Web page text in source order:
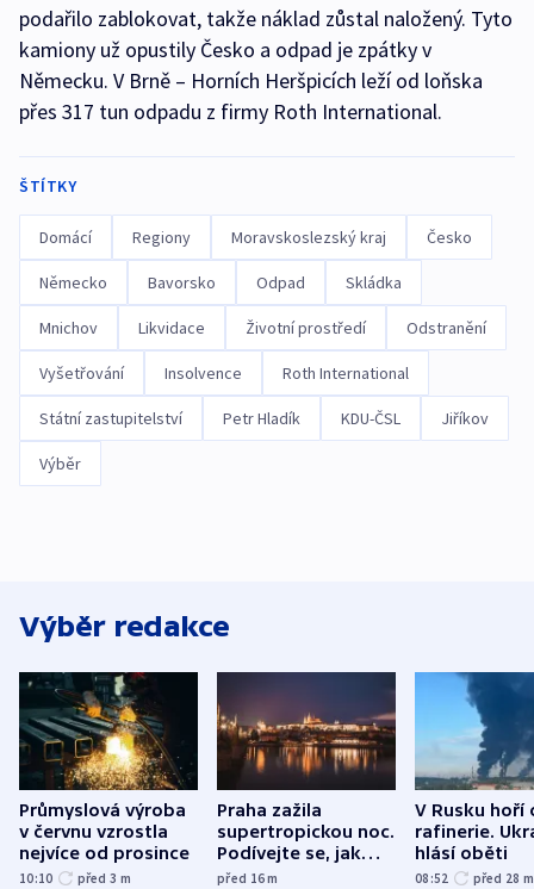
podařilo zablokovat, takže náklad zůstal naložený. Tyto
kamiony už opustily Česko a odpad je zpátky v
Německu. V Brně – Horních Heršpicích leží od loňska
přes 317 tun odpadu z firmy Roth International.
ŠTÍTKY
Domácí Regiony Moravskoslezský kraj Česko
Německo Bavorsko Odpad Skládka
Mnichov Likvidace Životní prostředí Odstranění
Vyšetřování Insolvence Roth International
Státní zastupitelství Petr Hladík KDU-ČSL Jiříkov
Výběr
Výběr redakce
Průmyslová výroba
v červnu vzrostla
nejvíce od prosince
10:10 před 3 m
Praha zažila
supertropickou noc.
Podívejte se, jak
bylo u vás
před 16m
V Rusku hoří
rafinerie.
hlásí oběti
08:52 před 28 m